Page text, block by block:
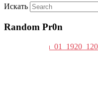
Искать
Random Pr0n